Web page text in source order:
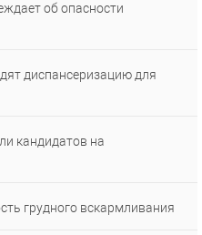
об опасности
диспансеризацию для
кандидатов на
грудного вскармливания